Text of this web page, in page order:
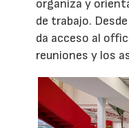
organiza y
de trabajo.
da acceso al
reuniones y los